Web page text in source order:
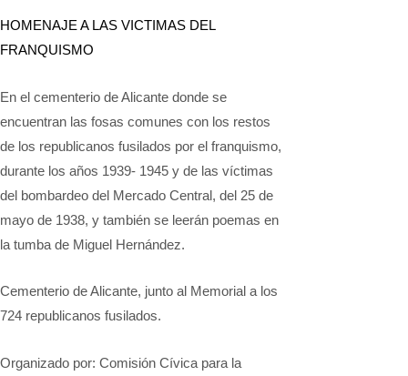
HOMENAJE A LAS VICTIMAS DEL
FRANQUISMO
En el cementerio de Alicante donde se
encuentran las fosas comunes con los restos
de los republicanos fusilados por el franquismo,
durante los años 1939- 1945 y de las víctimas
del bombardeo del Mercado Central, del 25 de
mayo de 1938, y también se leerán poemas en
la tumba de Miguel Hernández.
Cementerio de Alicante, junto al Memorial a los
724 republicanos fusilados.
Organizado por: Comisión Cívica para la